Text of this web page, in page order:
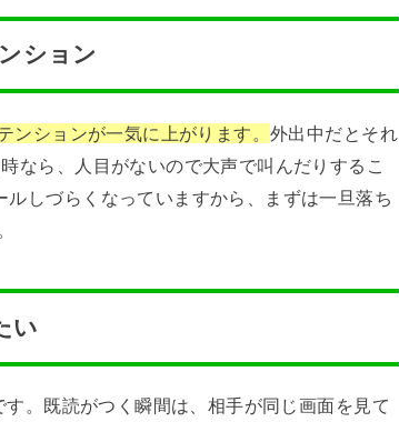
ション
ンションが一気に上がります。外出中だとそれ
なら、人目がないので大声で叫んだりするこ
しづらくなっていますから、まずは一旦落ち
い
。既読がつく瞬間は、相手が同じ画面を見て